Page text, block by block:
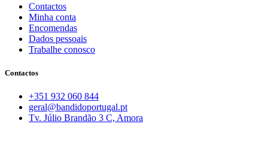
Contactos
Minha conta
Encomendas
Dados pessoais
Trabalhe conosco
Contactos
+351 932 060 844
geral@bandidoportugal.pt
Tv. Júlio Brandão 3 C, Amora